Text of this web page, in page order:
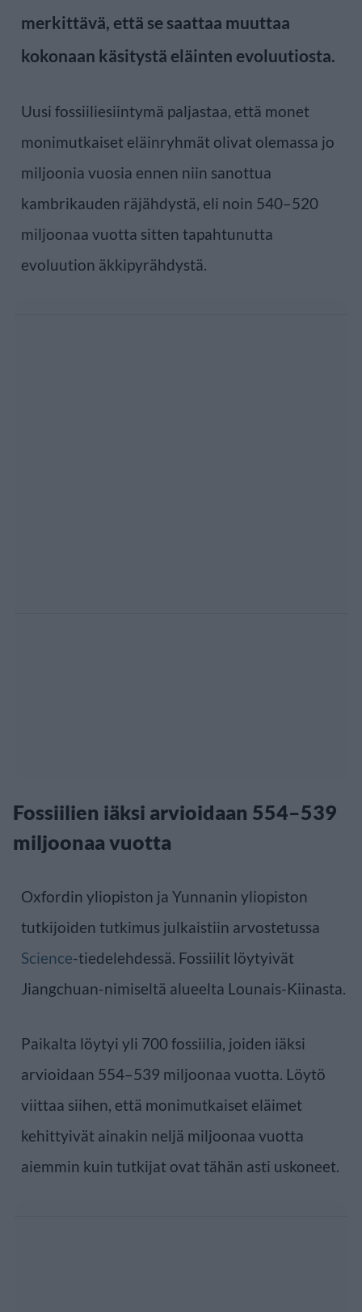
merkittävä, että se saattaa muuttaa
kokonaan käsitystä eläinten evoluutiosta.
Uusi fossiiliesiintymä paljastaa, että monet
monimutkaiset eläinryhmät olivat olemassa jo
miljoonia vuosia ennen niin sanottua
kambrikauden räjähdystä, eli noin 540–520
miljoonaa vuotta sitten tapahtunutta
evoluution äkkipyrähdystä.
Fossiilien iäksi arvioidaan 554–539
miljoonaa vuotta
Oxfordin yliopiston ja Yunnanin yliopiston
tutkijoiden tutkimus julkaistiin arvostetussa
Science-tiedelehdessä. Fossiilit löytyivät
Jiangchuan-nimiseltä alueelta Lounais-Kiinasta.
Paikalta löytyi yli 700 fossiilia, joiden iäksi
arvioidaan 554–539 miljoonaa vuotta. Löytö
viittaa siihen, että monimutkaiset eläimet
kehittyivät ainakin neljä miljoonaa vuotta
aiemmin kuin tutkijat ovat tähän asti uskoneet.